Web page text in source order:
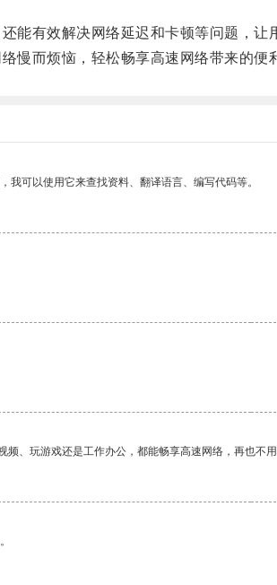
有效解决网络延迟和卡顿等问题，让
而烦恼，轻松畅享高速网络带来的便
可以使用它来查找资料、翻译语言、编写代码等。
、玩游戏还是工作办公，都能畅享高速网络，再也不用